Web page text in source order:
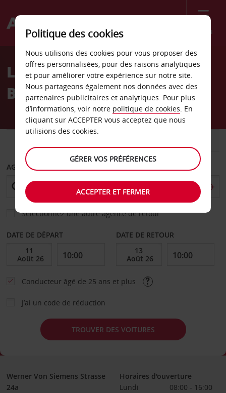
Menu
Welcome
AvisLocation de voiture
Bruchsal
AGENCE DE DÉPART
Sélectionnez une autre agence de retour
DATE DE DÉPART DATE DE RETOUR
Conducteur âgé de 25 ans et plus
J’ai un code de réduction
TROUVER DES VOITURES
Werner Von Siemens Strasse
24a
Horaires d'ouverture
Lundi
08:00 - 16:00
Politique des cookies
Nous utilisons des cookies pour vous proposer des
offres personnalisées, pour des raisons analytiques
et pour améliorer votre expérience sur notre site.
Nous partageons également nos données avec des
partenaires publicitaires et analytiques. Pour plus
d’informations, voir notre politique de cookies. En
cliquant sur ACCEPTER vous acceptez que nous
utilisions des cookies.
GÉRER VOS PRÉFÉRENCES
ACCEPTER ET FERMER